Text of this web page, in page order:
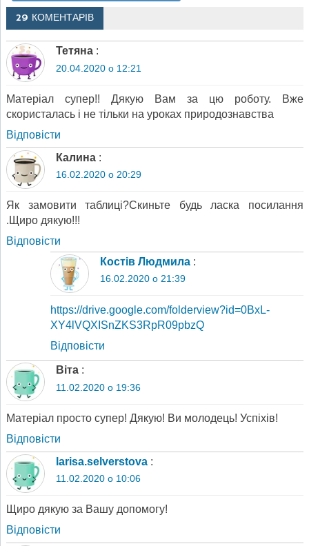
29 КОМЕНТАРІВ
Тетяна :
20.04.2020 о 12:21
Матеріал супер!! Дякую Вам за цю роботу. Вже
скористалась і не тільки на уроках природознавства
Відповіcти
Калина :
16.02.2020 о 20:29
Як замовити таблиці?Скиньте будь ласка посилання
.Щиро дякую!!!
Відповіcти
Костів Людмила :
16.02.2020 о 21:39
https://drive.google.com/folderview?id=0BxL-
XY4lVQXISnZKS3RpR09pbzQ
Відповіcти
Віта :
11.02.2020 о 19:36
Матеріал просто супер! Дякую! Ви молодець! Успіхів!
Відповіcти
larisa.selverstova :
11.02.2020 о 10:06
Щиро дякую за Вашу допомогу!
Відповіcти